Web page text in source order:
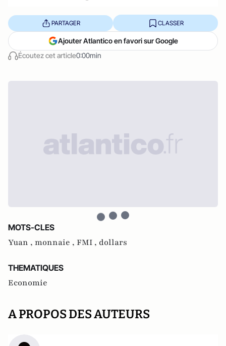
Écoutez cet article0:00min
PARTAGER CLASSER
Ajouter Atlantico en favori sur Google
MOTS-CLES
Yuan , monnaie , FMI , dollars
THEMATIQUES
Economie
A PROPOS DES AUTEURS